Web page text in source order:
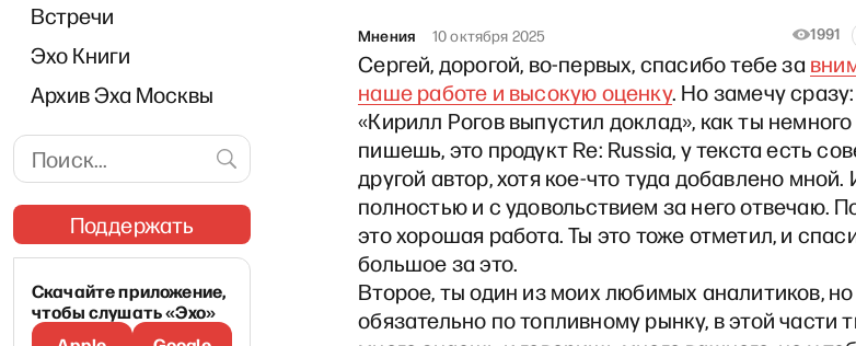
Встречи
Эхо Книги
Архив Эха Москвы
Поддержать
Скачайте приложение,
чтобы слушать «Эхо»
Мнения 10 октября 2025 1991
Сергей, дорогой, во-первых, спасибо тебе за
наше работе и высокую оценку. Но замечу
«Кирилл Рогов выпустил доклад», как ты
пишешь, это продукт Re: Russia, у текста есть
другой автор, хотя кое-что туда добавлено мной.
полностью и с удовольствием за него отвечаю.
это хорошая работа. Ты это тоже отметил, и
большое за это.
Второе, ты один из моих любимых аналитиков,
обязательно по топливному рынку, в этой части